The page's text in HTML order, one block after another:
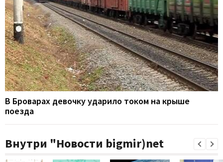
В Броварах девочку ударило током на крыше
поезда
Внутри "Новости bigmir)net